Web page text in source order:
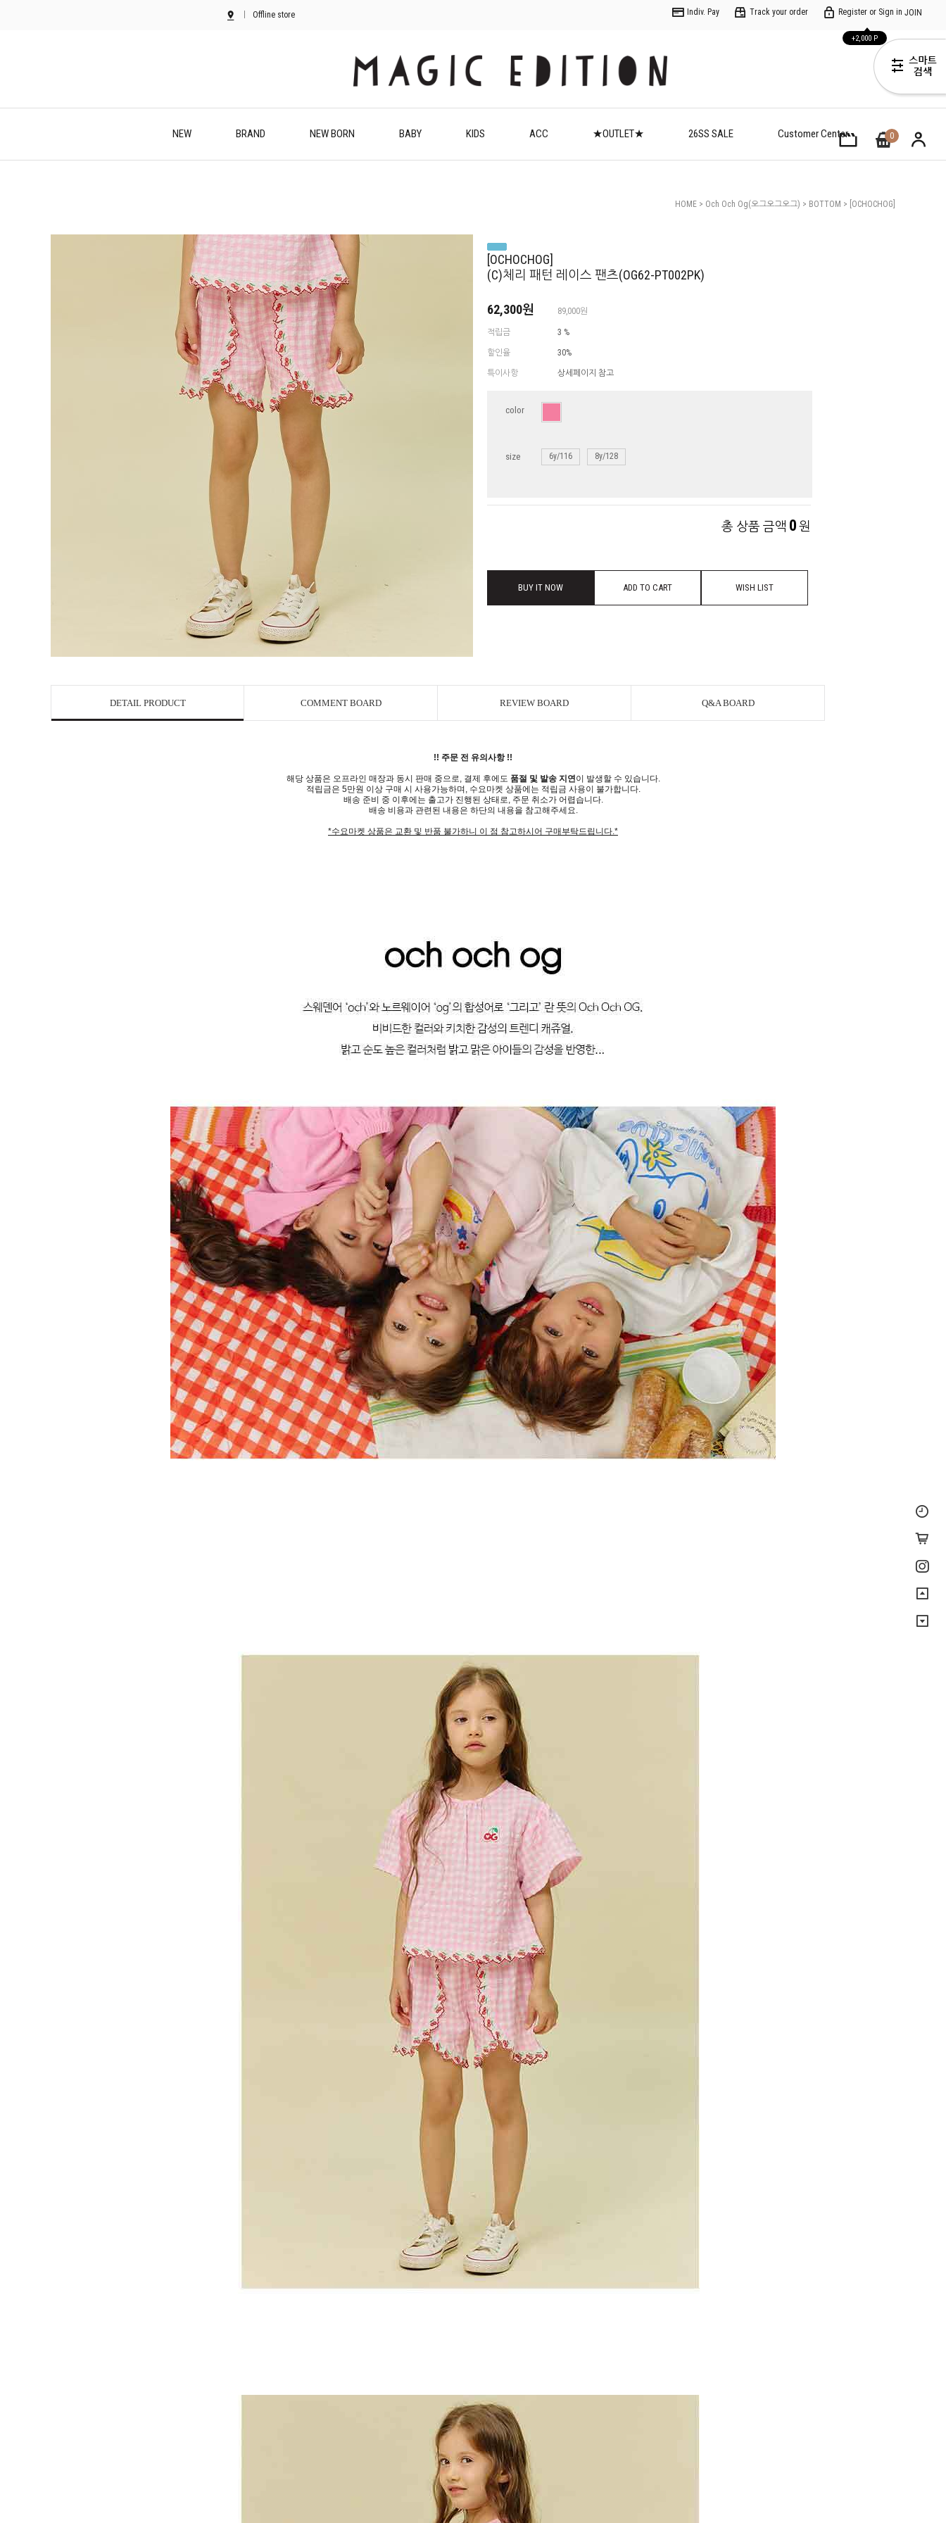
Offline store Indiv. Pay Track your order Register or Sign in JOIN
+2,000 P
NEW BRAND NEW BORN BABY KIDS ACC ★OUTLET★ 26SS SALE Customer Center 0
HOME > Och Och Og(오그오그오그) > BOTTOM > [OCHOCHOG]
[OCHOCHOG]
(C)체리 패턴 레이스 팬츠(OG62-PT002PK)
62,300원 89,000원
적용됩니다.
적립금 3 %
할인율 30%
특이사항 상세페이지 참고
color
size 6y/116 8y/128
총 상품 금액 0원
BUY IT NOW ADD TO CART WISH LIST
DETAIL PRODUCT COMMENT BOARD REVIEW BOARD Q&A BOARD
!! 주문 전 유의사항 !!
해당 상품은 오프라인 매장과 동시 판매 중으로, 결제 후에도 품절 및 발송 지연이 발생할 수 있습니다.
적립금은 5만원 이상 구매 시 사용가능하며, 수요마켓 상품에는 적립금 사용이 불가합니다.
배송 준비 중 이후에는 출고가 진행된 상태로, 주문 취소가 어렵습니다.
배송 비용과 관련된 내용은 하단의 내용을 참고해주세요.
*수요마켓 상품은 교환 및 반품 불가하니 이 점 참고하시어 구매부탁드립니다.*